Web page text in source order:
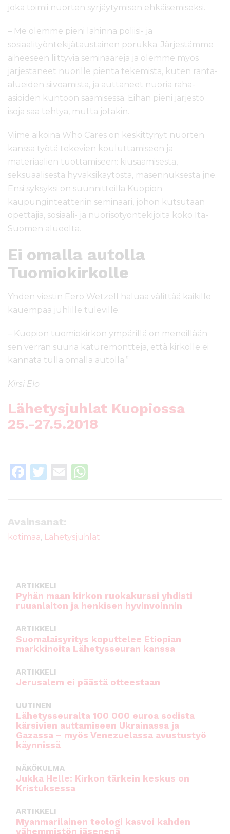
joka toimii nuorten syrjäytymisen ehkäisemiseksi.
– Me olemme pieni lähinnä poliisi- ja
sosiaalityöntekijätaustainen porukka. Järjestämme
aiheeseen liittyviä seminaareja ja olemme myös
järjestäneet nuorille pientä tekemistä, kuten ranta-
alueiden siivoamista, ja auttaneet nuoria raha-
asioiden kuntoon saamisessa. Eihän pieni järjestö
isoja saa tehtyä, mutta jotakin.
Viime aikoina Who Cares on keskittynyt nuorten
kanssa työtä tekevien kouluttamiseen ja
materiaalien tuottamiseen: kiusaamisesta,
seksuaalisesta hyväksikäytöstä, masennuksesta jne.
Ensi syksyksi on suunnitteilla Kuopion
kaupunginteatteriin seminaari, johon kutsutaan
opettajia, sosiaali- ja nuorisotyöntekijöitä koko Itä-
Suomen alueelta.
Ei omalla autolla
Tuomiokirkolle
Yhden viestin Eero Wetzell haluaa välittää kaikille
kauempaa juhlille tuleville.
– Kuopion tuomiokirkon ympärillä on meneillään
sen verran suuria katuremontteja, että kirkolle ei
kannata tulla omalla autolla.”
Kirsi Elo
Lähetysjuhlat Kuopiossa
25.-27.5.2018
F
e
b
k
T
te
r
E
A
Avainsanat:
kotimaa, Lähetysjuhlat
ARTIKKELI
Pyhän maan kirkon ruokakurssi yhdisti
ruuanlaiton ja henkisen hyvinvoinnin
ARTIKKELI
Suomalaisyritys koputtelee Etiopian
markkinoita Lähetysseuran kanssa
ARTIKKELI
Jerusalem ei päästä otteestaan
UUTINEN
Lähetysseuralta 100 000 euroa sodista
kärsivien auttamiseen Ukrainassa ja
Gazassa – myös Venezuelassa avustustyö
käynnissä
NÄKÖKULMA
Jukka Helle: Kirkon tärkein keskus on
Kristuksessa
ARTIKKELI
Myanmarilainen teologi kasvoi kahden
vähemmistön jäsenenä